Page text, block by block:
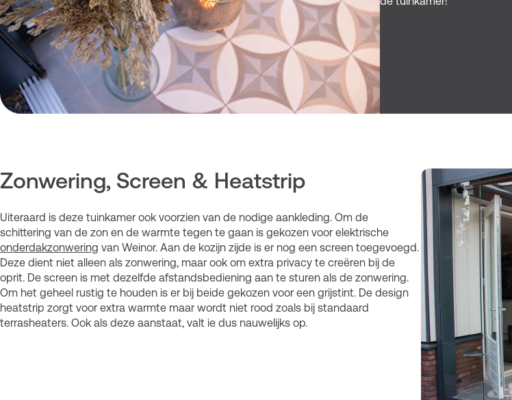
Zonwering, Screen & Heatstrip
Uiteraard is deze tuinkamer ook voorzien van de nodige aankleding. Om de
schittering van de zon en de warmte tegen te gaan is gekozen voor elektrische
onderdakzonwering van Weinor. Aan de kozijn zijde is er nog een screen toegevoegd.
Deze dient niet alleen als zonwering, maar ook om extra privacy te creëren bij de
oprit. De screen is met dezelfde afstandsbediening aan te sturen als de zonwering.
Om het geheel rustig te houden is er bij beide gekozen voor een grijstint. De design
heatstrip zorgt voor extra warmte maar wordt niet rood zoals bij standaard
terrasheaters. Ook als deze aanstaat, valt ie dus nauwelijks op.